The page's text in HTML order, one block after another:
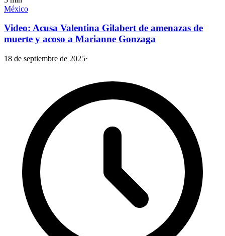
México
Video: Acusa Valentina Gilabert de amenazas de
muerte y acoso a Marianne Gonzaga
18 de septiembre de 2025·